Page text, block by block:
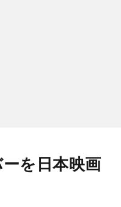
を日本映画